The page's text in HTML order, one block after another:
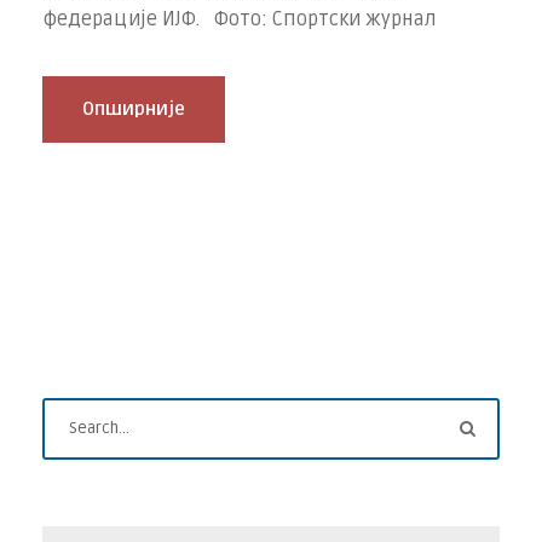
федерације ИЈФ. Фото: Спортски журнал
Опширније